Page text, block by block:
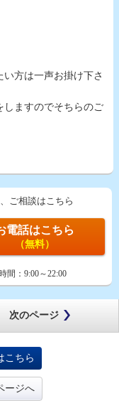
方は一声お掛け下さ
しますのでそちらのご
ご相談はこちら
電話はこちら
（無料）
間： 9:00～22:00
次のページ
こちら
ージへ